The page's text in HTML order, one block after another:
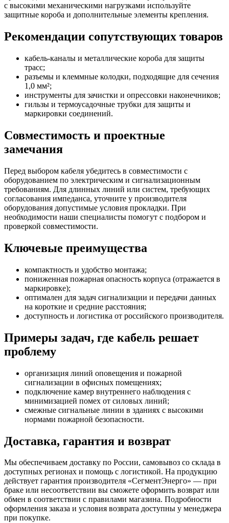
с высокими механическими нагрузками используйте
защитные короба и дополнительные элементы крепления.
Рекомендации сопутствующих товаров
кабель-каналы и металлические короба для защиты
трасс;
разъемы и клеммные колодки, подходящие для сечения
1,0 мм²;
инструменты для зачистки и опрессовки наконечников;
гильзы и термоусадочные трубки для защиты и
маркировки соединений.
Совместимость и проектные
замечания
Перед выбором кабеля убедитесь в совместимости с
оборудованием по электрическим и сигнализационным
требованиям. Для длинных линий или систем, требующих
согласования импеданса, уточните у производителя
оборудования допустимые условия прокладки. При
необходимости наши специалисты помогут с подбором и
проверкой совместимости.
Ключевые преимущества
компактность и удобство монтажа;
пониженная пожарная опасность корпуса (отражается в
маркировке);
оптимален для задач сигнализации и передачи данных
на короткие и средние расстояния;
доступность и логистика от российского производителя.
Примеры задач, где кабель решает
проблему
организация линий оповещения и пожарной
сигнализации в офисных помещениях;
подключение камер внутреннего наблюдения с
минимизацией помех от силовых линий;
смежные сигнальные линии в зданиях с высокими
нормами пожарной безопасности.
Доставка, гарантия и возврат
Мы обеспечиваем доставку по России, самовывоз со склада в
доступных регионах и помощь с логистикой. На продукцию
действует гарантия производителя «СегментЭнерго» — при
браке или несоответствии вы сможете оформить возврат или
обмен в соответствии с правилами магазина. Подробности
оформления заказа и условия возврата доступны у менеджера
при покупке.